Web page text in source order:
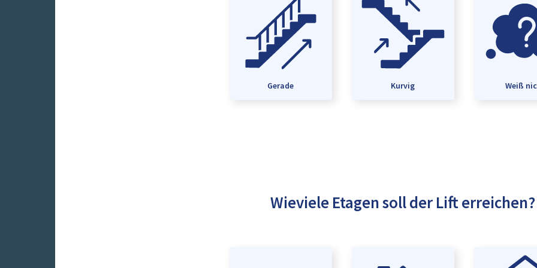
Gerade Kurvig Weiß
Wieviele Etagen soll der Lift erreichen?